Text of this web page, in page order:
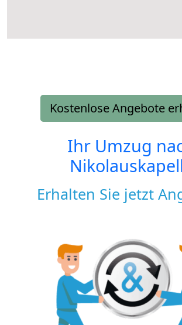
Kostenlose Angebote
Ihr Umzug
Erhalten Sie jetzt